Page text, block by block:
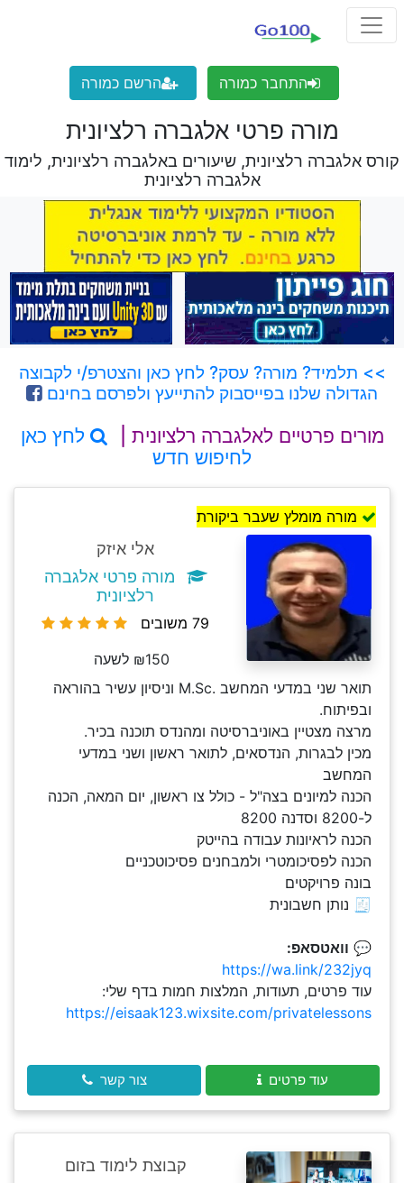
התחבר כמורה הרשם כמורה
מורה פרטי אלגברה רלציונית
קורס אלגברה רלציונית, שיעורים באלגברה רלציונית, לימוד
אלגברה רלציונית
>> תלמיד? מורה? עסק? לחץ כאן והצטרפ/י לקבוצה
הגדולה שלנו בפייסבוק להתייעץ ולפרסם בחינם
מורים פרטיים לאלגברה רלציונית |
לחץ כאן
לחיפוש חדש
מורה מומלץ שעבר ביקורת
אלי איזק
מורה פרטי אלגברה
רלציונית
79 משובים
₪150 לשעה
תואר שני במדעי המחשב .M.Sc וניסיון עשיר בהוראה
ובפיתוח.
מרצה מצטיין באוניברסיטה ומהנדס תוכנה בכיר.
מכין לבגרות, הנדסאים, לתואר ראשון ושני במדעי
המחשב
הכנה למיונים בצה"ל - כולל צו ראשון, יום המאה, הכנה
ל-8200 וסדנה 8200
הכנה לראיונות עבודה בהייטק
הכנה לפסיכומטרי ולמבחנים פסיכוטכניים
בונה פרויקטים
🧾 נותן חשבונית
💬 וואטסאפ:
https://wa.link/232jyq
עוד פרטים, תעודות, המלצות חמות בדף שלי:
https://eisaak123.wixsite.com/privatelessons
עוד פרטים צור קשר
קבוצת לימוד בזום